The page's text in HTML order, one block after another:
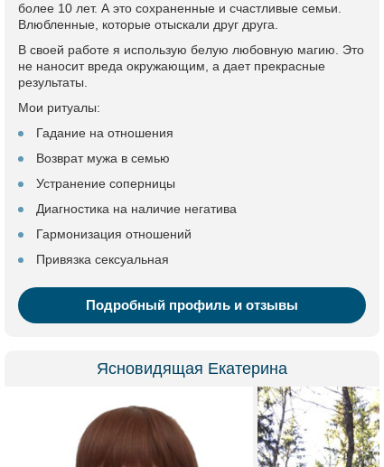
более 10 лет. А это сохраненные и счастливые семьи.
Влюбленные, которые отыскали друг друга.
В своей работе я использую белую любовную магию. Это
не наносит вреда окружающим, а дает прекрасные
результаты.
Мои ритуалы:
Гадание на отношения
Возврат мужа в семью
Устранение соперницы
Диагностика на наличие негатива
Гармонизация отношений
Привязка сексуальная
Подробный профиль и отзывы
Ясновидящая Екатерина